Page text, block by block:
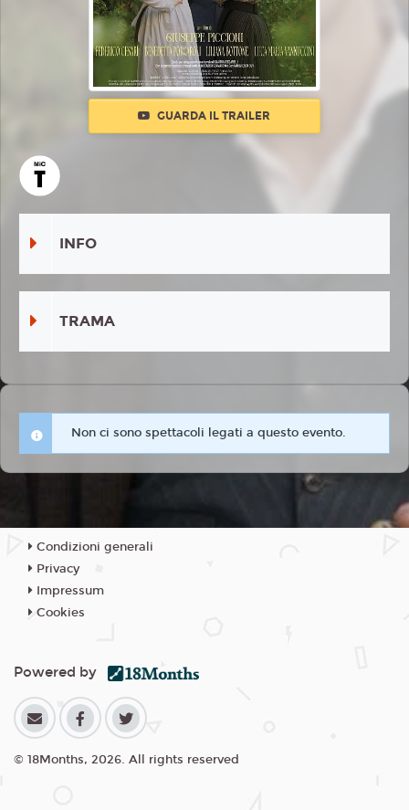
GUARDA IL TRAILER
INFO
TRAMA
Non ci sono spettacoli legati a questo evento.
Condizioni generali
Privacy
Impressum
Cookies
Powered by
© 18Months, 2026. All rights reserved